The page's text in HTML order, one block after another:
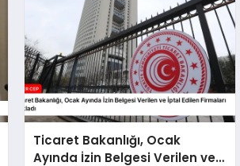
Ticaret Bakanlığı, Ocak
Ayında İzin Belgesi Verilen ve